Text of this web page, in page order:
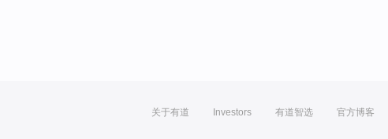
关于有道 Investors 有道智选 官方博客